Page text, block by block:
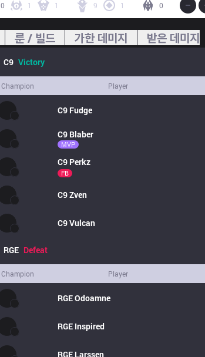
0 1 1 9 1 0
룬 / 빌드 가한 데미지 받은 데미지
C9 Victory
Champion Player
C9 Fudge
C9 Blaber
MVP
C9 Perkz
FB
C9Zven
C9Vulcan
RGE Defeat
Champion Player
RGEOdoamne
RGE Inspired
RGE Larssen